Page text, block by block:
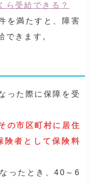
ら受給できる？
を満たすと、障害
できます。
った際に保障を受
の市区町村に居住
険者として保険料
ったとき、40～6